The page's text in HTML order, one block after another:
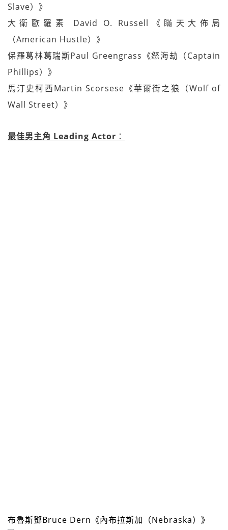
Slave）》
大衛歐羅素 David O. Russell《瞞天大佈局
（American Hustle）》
保羅葛林葛瑞斯Paul Greengrass《怒海劫（Captain
Phillips）》
馬汀史柯西Martin Scorsese《華爾街之狼（Wolf of
Wall Street）》
最佳男主角 Leading Actor ：
布魯斯鄧Bruce Dern《內布拉斯加（Nebraska）》